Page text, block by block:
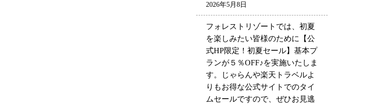
2026年5月8日
フォレストリゾートでは、初夏
を楽しみたい皆様のために【公
式HP限定！初夏セール】基本プ
ランが５％OFF♪を実施いたしま
す。じゃらんや楽天トラベルよ
りもお得な公式サイトでのタイ
ムセールですので、ぜひお見逃